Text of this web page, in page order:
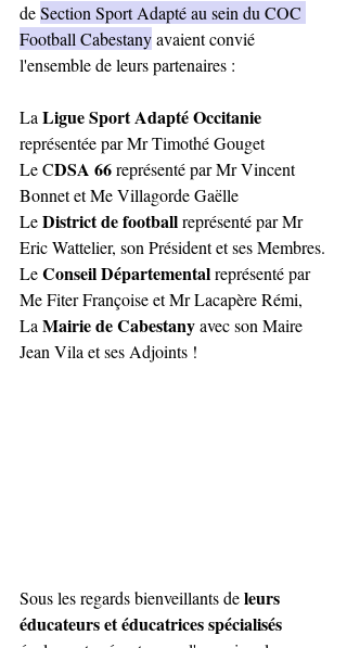
de Section Sport Adapté au sein du COC
Football Cabestany avaient convié
l'ensemble de leurs partenaires :
La Ligue Sport Adapté Occitanie
représentée par Mr Timothé Gouget
Le CDSA 66 représenté par Mr Vincent
Bonnet et Me Villagorde Gaëlle
Le District de football représenté par Mr
Eric Wattelier, son Président et ses Membres.
Le Conseil Départemental représenté par
Me Fiter Françoise et Mr Lacapère Rémi,
La Mairie de Cabestany avec son Maire
Jean Vila et ses Adjoints !
Sous les regards bienveillants de leurs
éducateurs et éducatrices spécialisés